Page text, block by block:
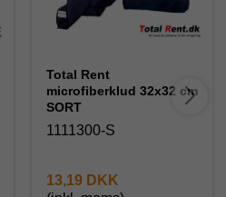
Total Rent
microfiberklud 32x32 cm
SORT
1111300-S
13,19 DKK